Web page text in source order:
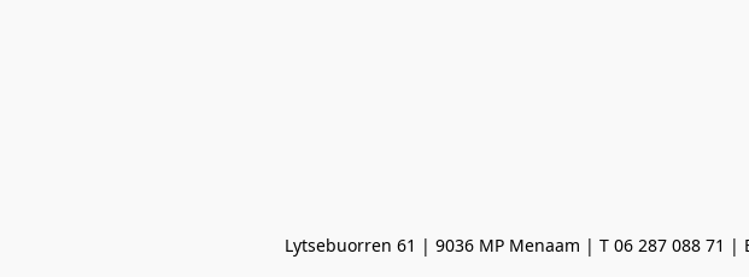
Lytsebuorren 61 | 9036 MP Menaam | T 06 287 088 71 |